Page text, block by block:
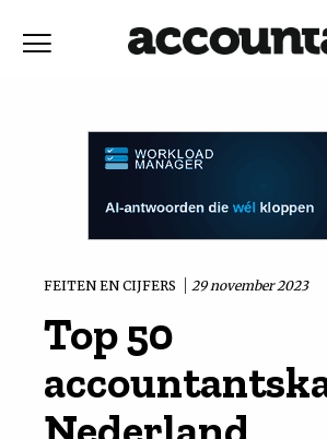
Vaktechniek
Achtergrond
FEITEN EN CIJFERS 29 november 2023
Top 50